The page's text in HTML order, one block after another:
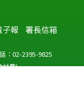
子報 署長信箱
：02-2395-9825
付費)